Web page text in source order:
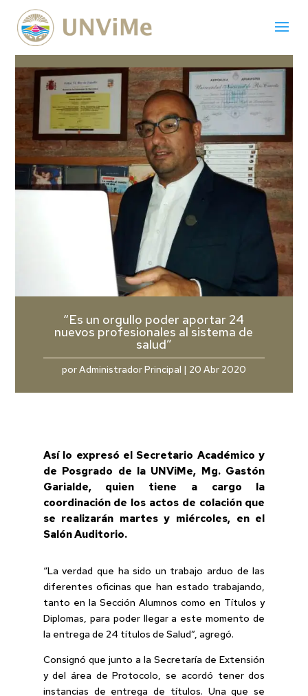
“Es un orgullo poder aportar 24
nuevos profesionales al sistema de
salud”
porAdministrador Principal | 20 Abr 2020
Así lo expresó el Secretario Académico y
de Posgrado de la UNViMe, Mg. Gastón
Garialde, quien tiene a cargo la
coordinación de los actos de colación que
se realizarán martes y miércoles, en el
Salón Auditorio.
“La verdad que ha sido un trabajo arduo de las
diferentes oficinas que han estado trabajando,
tanto en la Sección Alumnos como en Títulos y
Diplomas, para poder llegar a este momento de
la entrega de 24 títulos de Salud”, agregó.
Consignó que junto a la Secretaría de Extensión
y del área de Protocolo, se acordó tener dos
instancias de entrega de títulos. Una que se